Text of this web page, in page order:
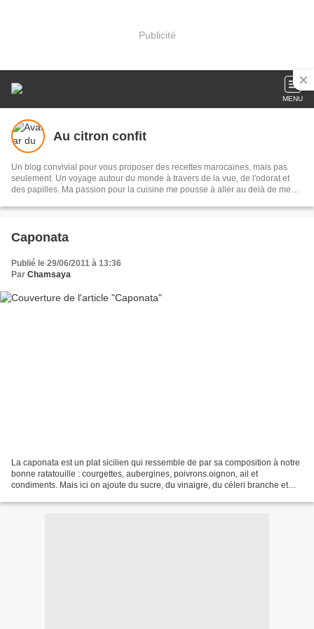
Publicité
MENU
Au citron confit
Un blog convivial pour vous proposer des recettes marocaines, mais pas
seulement. Un voyage autour du monde à travers de la vue, de l'odorat et
des papilles. Ma passion pour la cuisine me pousse à aller au delà de mes
passion
Caponata
Publié le 29/06/2011 à 13:36
Par Chamsaya
La caponata est un plat sicilien qui ressemble de par sa composition à notre
bonne ratatouille : courgettes, aubergines, poivrons.oignon, ail et
condiments. Mais ici on ajoute du sucre, du vinaigre, du céleri branche et